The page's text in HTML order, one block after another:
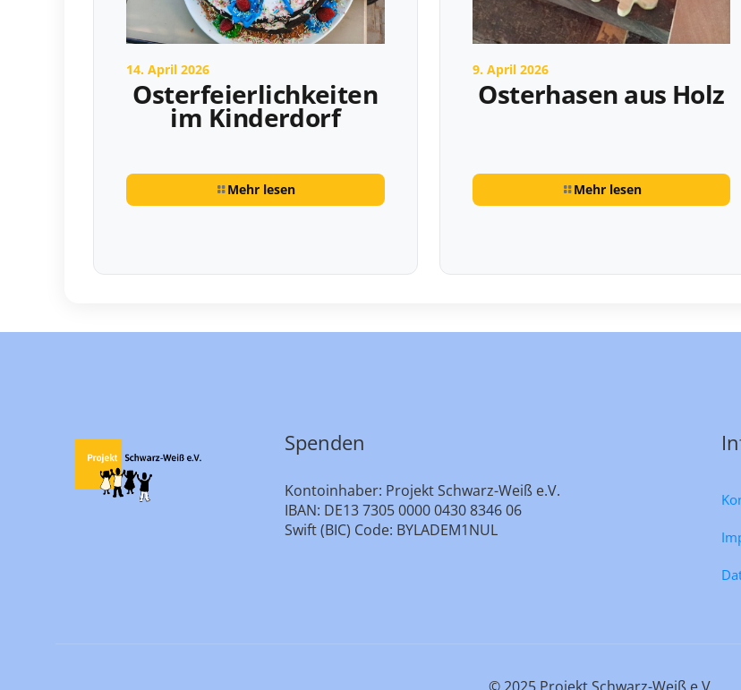
14. April 2026
Osterfeierlichkeiten
im Kinderdorf
Mehr lesen
9. April 2026
Osterhasen aus Holz
Mehr lesen
Spenden
Kontoinhaber: Projekt Schwarz-Weiß e.V.
IBAN: DE13 7305 0000 0430 8346 06
Swift (BIC) Code: BYLADEM1NUL